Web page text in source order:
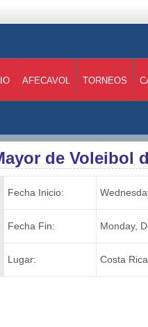
AFECAVOL TORNEOS
de Voleibol
Fecha Inicio:
Fecha Fin: Monday,
Lugar: Costa Rica